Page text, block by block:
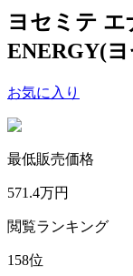
ヨセミテ
ENERGY(
お気に入り
最低販売価格
571.4万円
閲覧ランキング
158位